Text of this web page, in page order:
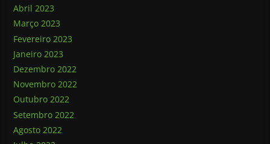
Abril 2023
Março 2023
Fevereiro 2023
Janeiro 2023
Dezembro 2022
Novembro 2022
Outubro 2022
Setembro 2022
Agosto 2022